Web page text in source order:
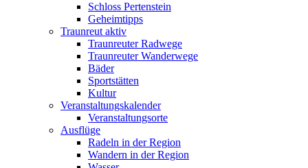
Schloss Pertenstein
Geheimtipps
Traunreut aktiv
Traunreuter Radwege
Traunreuter Wanderwege
Bäder
Sportstätten
Kultur
Veranstaltungskalender
Veranstaltungsorte
Ausflüge
Radeln in der Region
Wandern in der Region